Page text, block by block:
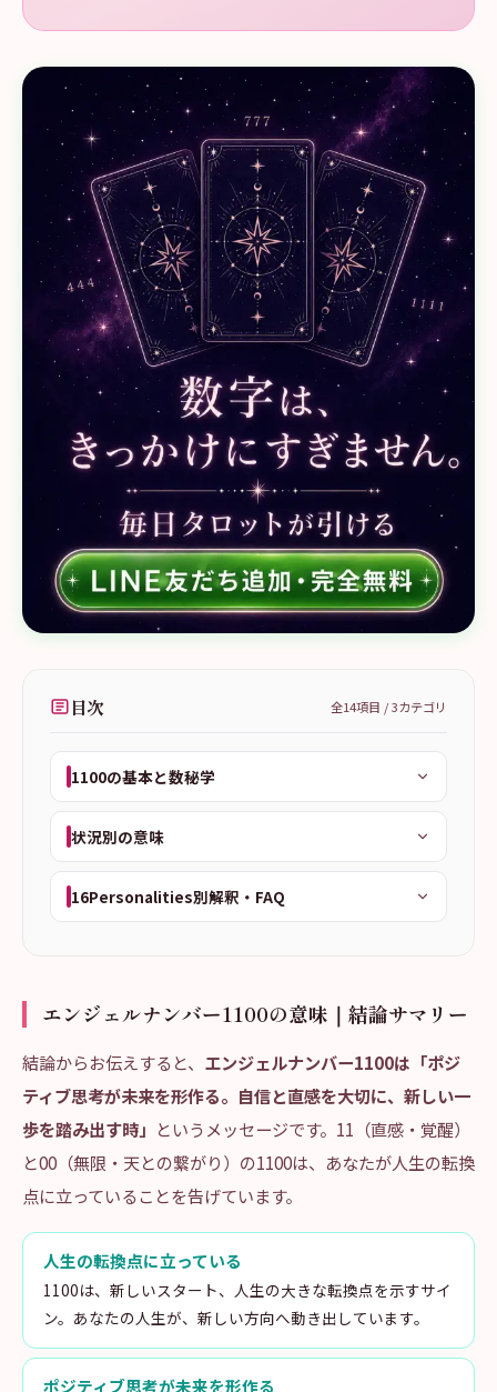
目次 全14項目 /3カテゴリ
1100の基本と数秘学
状況別の意味
16Personalities別解釈・FAQ
エンジェルナンバー1100の意味｜結論サマリー
結論からお伝えすると、 エンジェルナンバー1100は「ポジ
ティブ思考が未来を形作る。自信と直感を大切に、新しい一
歩を踏み出す時」 というメッセージです。11（直感・覚醒）
と00（無限・天との繋がり）の1100は、あなたが人生の転換
点に立っていることを告げています。
人生の転換点に立っている
1100は、新しいスタート、人生の大きな転換点を示すサイ
ン。あなたの人生が、新しい方向へ動き出しています。
ポジティブ思考が未来を形作る